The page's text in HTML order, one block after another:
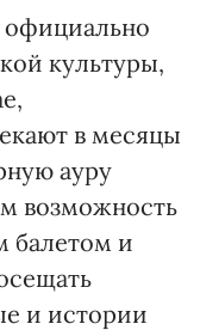
официально
культуры,
в месяцы
ауру
возможность
балетом и
и истории